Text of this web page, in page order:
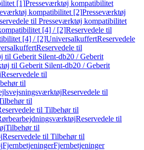
[1]Presseværktøj kompatibilitet
kompatibilitet [2]Presseværktøj
til Presseværktøj kompatibilitet
[4] / [2]Reservedele til
[4] / [2]UniversalkuffertReservedele
Reservedele til
til Geberit Silent-db20 / Geberit
til Geberit Silent-db20 / Geberit
Reservedele til
til
Reservedele til
til
til Tilbehør til
Reservedele til
Tilbehør til
Reservedele til Tilbehør til
FjernbetjeningerFjernbetjeninger